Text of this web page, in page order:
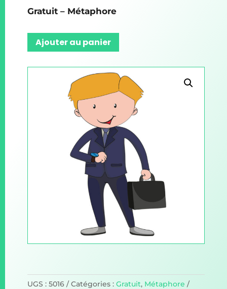
Gratuit – Métaphore
Ajouter au panier
UGS : 5016 Catégories : Gratuit, Métaphore